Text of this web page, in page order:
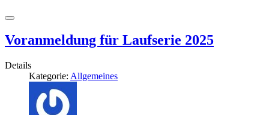
Voranmeldung für Laufserie 2025
Details
Kategorie: Allgemeines